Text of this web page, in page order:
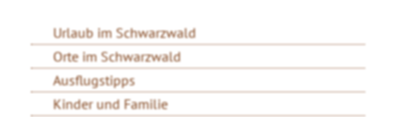
Urlaub im Schwarzwald
Orte im Schwarzwald
Ausflugstipps
Kinder und Familie